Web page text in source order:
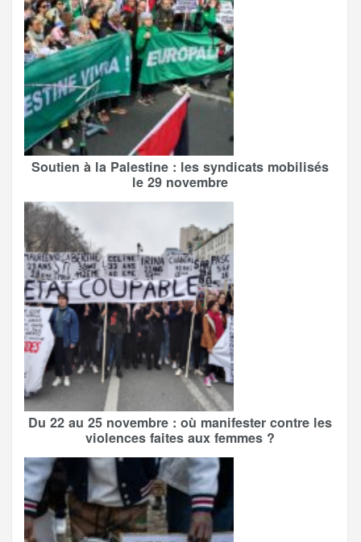
Soutien à la Palestine : les syndicats mobilisés
le 29 novembre
Du 22 au 25 novembre : où manifester contre les
violences faites aux femmes ?